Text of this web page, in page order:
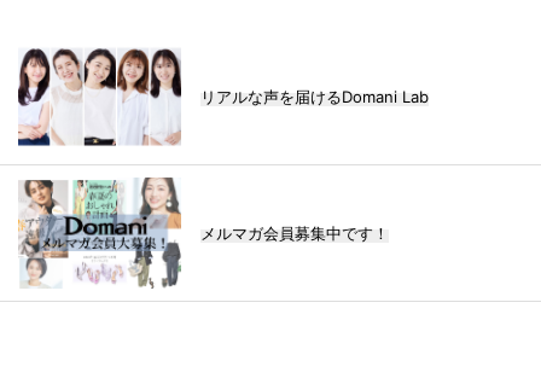
リアルな声を届けるDomani Lab
メルマガ会員募集中です！